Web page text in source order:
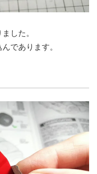
した。
であります。